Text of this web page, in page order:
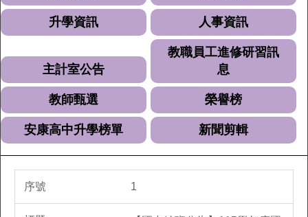
升學資訊 人事資訊
主計室公告
教職員工進修研習訊
息
教師甄選 榮譽榜
安康高中升學榜單 新聞剪輯
1